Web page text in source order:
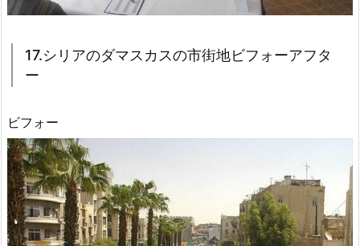
17.シリアのダマスカスの市街地ビフォーアフタ
ー
ビフォー